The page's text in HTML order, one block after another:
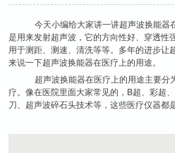
今天小编给大家讲一讲超声波换能
是用来发射超声波，它的方向性好、穿透性
用于测距、测速、清洗等等。多年的进步让
来说一下超声波换能器在医疗上的用途。
超声波换能器在医疗上的用途主要分
疗。像在医院里面大家常见的，B超、彩超
刀、超声波碎石头技术等，这些医疗仪器都